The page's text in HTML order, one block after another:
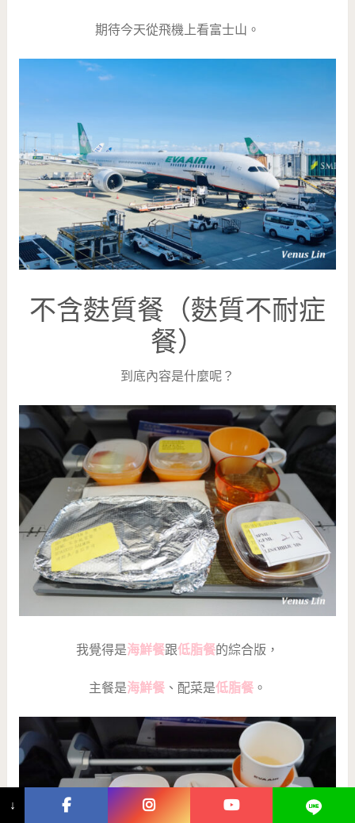
期待今天從飛機上看富士山。
不含麩質餐（麩質不耐症
餐）
到底內容是什麼呢？
我覺得是海鮮餐跟低脂餐的綜合版，
主餐是海鮮餐、配菜是低脂餐。
↓